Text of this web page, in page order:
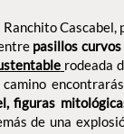
Cascabel,
pasillos curvos
rodeada
figuras
de una